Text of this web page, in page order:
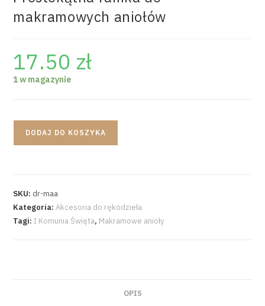
makramowych aniołów
17.50 zł
1 w magazynie
DODAJ DO KOSZYKA
SKU: dr-maa
Kategoria:Akcesoria do rękodzieła
Tagi:I Komunia Święta, Makramowe anioły
OPIS